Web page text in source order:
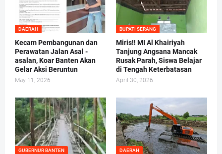
DAERAH
Kecam Pembangunan dan
Perawatan Jalan Asal -
asalan, Koar Banten Akan
Gelar Aksi Beruntun
May 11, 2026
BUPATI SERANG
Miris!! MI Al Khairiyah
Tanjung Angsana Mancak
Rusak Parah, Siswa Belajar
di Tengah Keterbatasan
April 30, 2026
GUBERNUR BANTEN DAERAH